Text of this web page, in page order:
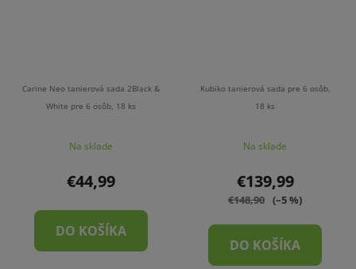
Carine Neo tanierová sada 2Black &
White pre 6 osôb, 18 ks
Na sklade
€44,99
DO KOŠÍKA
Kubiko tanierová sada pre 6 osôb,
18 ks
Na sklade
€139,99
€148,90 (–5 %)
DO KOŠÍKA